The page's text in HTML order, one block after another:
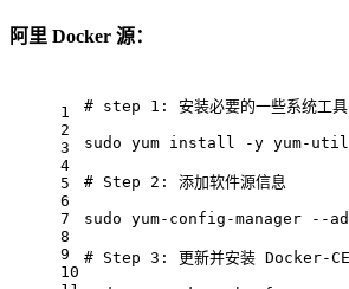
阿里 Docker 源：
1
2
3
4
5
6
7
8
9
10
# step 1: 安装必要的一些系统工具
sudo yum install -y yum-
# Step 2: 添加软件源信息
sudo yum-config-manager --
# Step 3: 更新并安装 Docker-CE